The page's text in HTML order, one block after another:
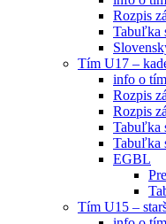
Rozpis
Tabuľka
Tím U17 –
info o
Rozpis
Rozpis
Tabuľka
Tabuľka
EGBL
Tím U15 –